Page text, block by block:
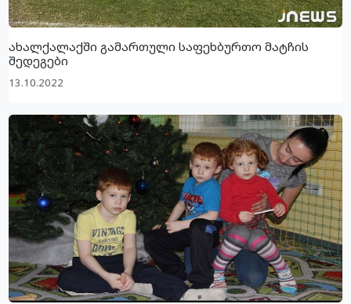
ახალქალაქში გამართული საფეხბურთო მატჩის
შედეგები
13.10.2022